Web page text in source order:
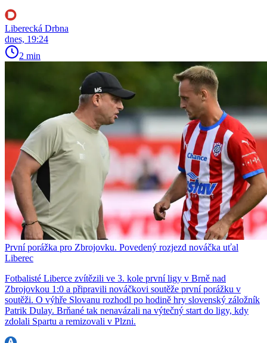
Liberecká Drbna
dnes, 19:24
2 min
První porážka pro Zbrojovku. Povedený rozjezd nováčka uťal
Liberec
Fotbalisté Liberce zvítězili ve 3. kole první ligy v Brně nad
Zbrojovkou 1:0 a připravili nováčkovi soutěže první porážku v
soutěži. O výhře Slovanu rozhodl po hodině hry slovenský záložník
Patrik Dulay. Brňané tak nenavázali na výtečný start do ligy, kdy
zdolali Spartu a remizovali v Plzni.